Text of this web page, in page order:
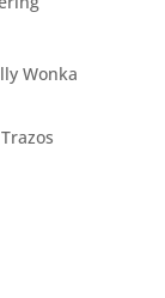
Wonka